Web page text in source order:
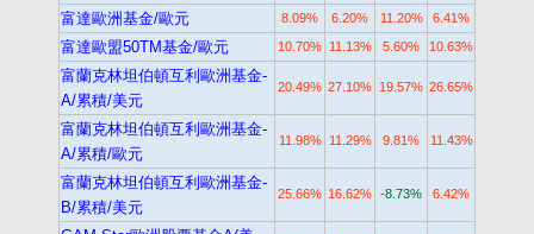
富達歐洲基金/歐元 8.09% 6.20% 11.20% 6.41%
富達歐盟50TM基金/歐元 10.70% 11.13% 5.60% 10.63%
富蘭克林坦伯頓互利歐洲基金-
A/累積/美元
20.49% 27.10% 19.57% 26.65%
富蘭克林坦伯頓互利歐洲基金-
A/累積/歐元
11.98% 11.29% 9.81% 11.43%
富蘭克林坦伯頓互利歐洲基金-
B/累積/美元
25.66% 16.62% -8.73% 6.42%